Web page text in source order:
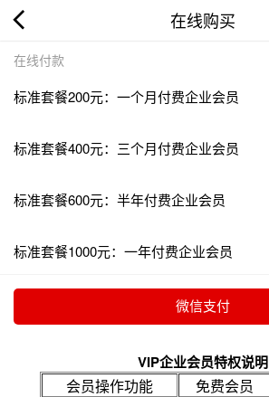
在线购买
在线付款
标准套餐200元：一个月付费企业会员
标准套餐400元：三个月付费企业会员
标准套餐600元：半年付费企业会员
标准套餐1000元：一年付费企业会员
VIP企业会员特权说明
会员操作功能 免费会员